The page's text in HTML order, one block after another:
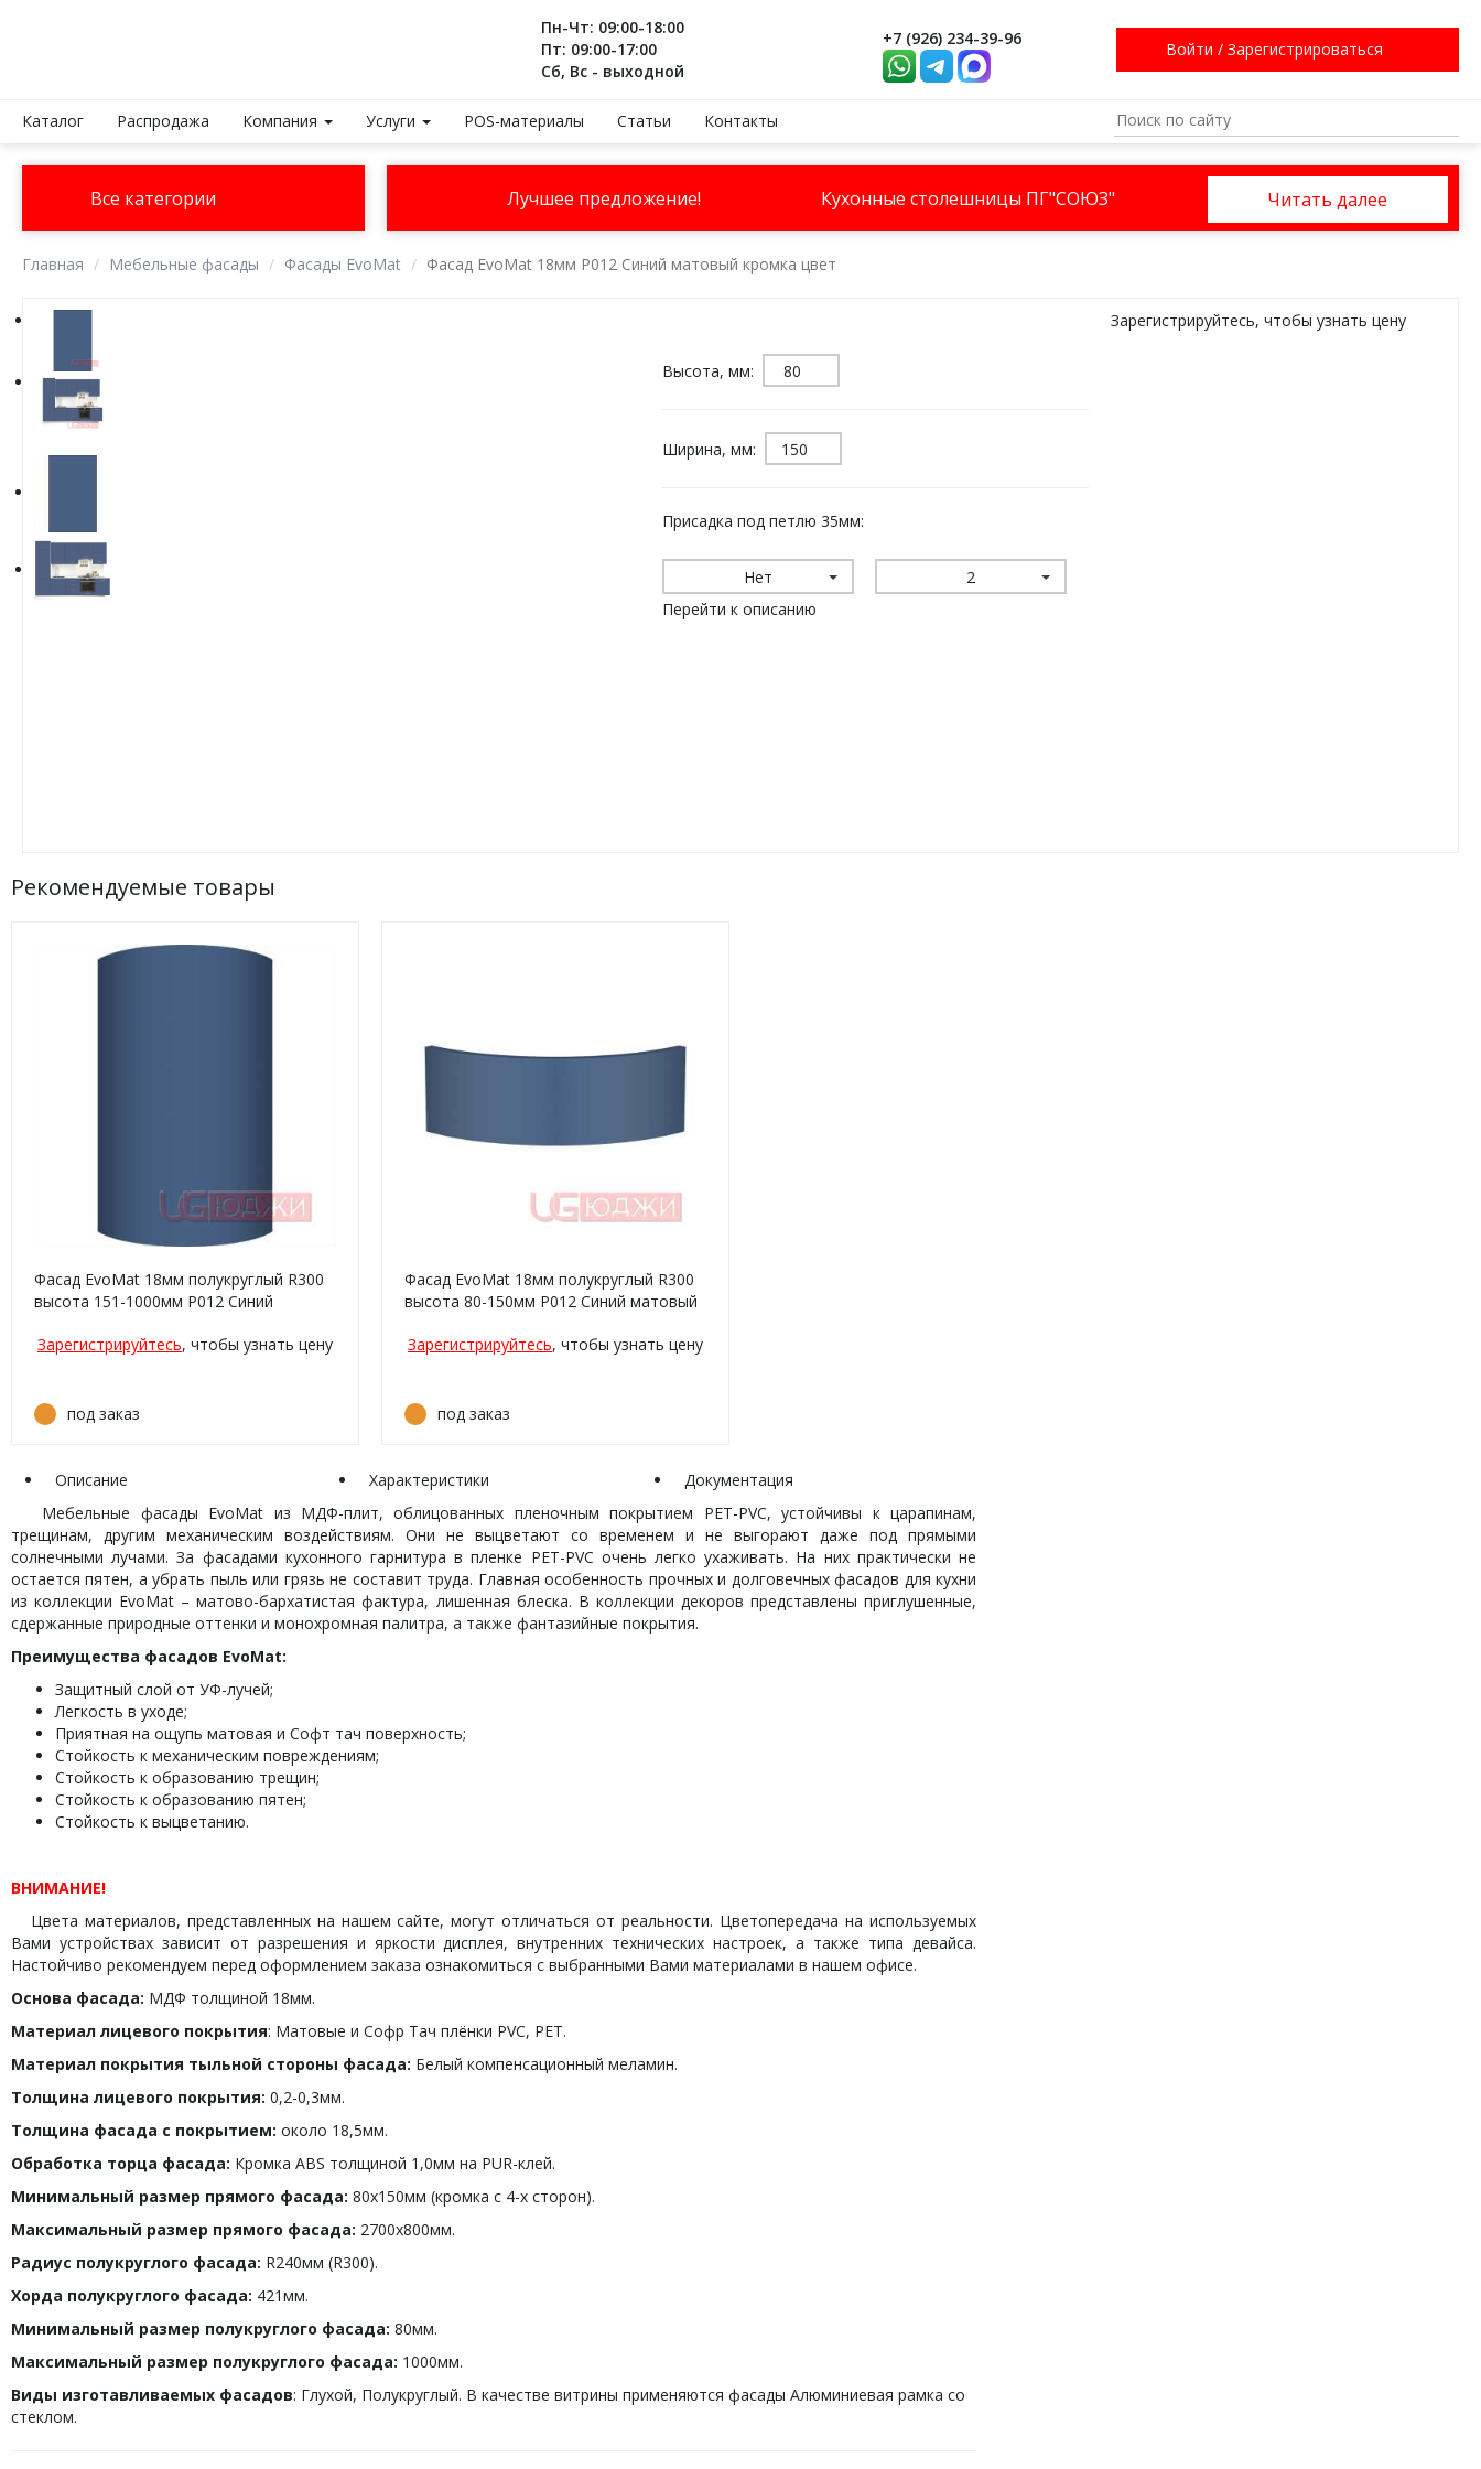
Пн-Чт: 09:00-18:00
Пт: 09:00-17:00
Сб, Вс - выходной
+7 (926) 234-39-96
Войти / Зарегистрироваться
Каталог Распродажа Компания Услуги POS-материалы Статьи Контакты
Все категории Лучшее предложение! Кухонные столешницы ПГ"СОЮЗ" Читать далее
Главная Мебельные фасады Фасады EvoMat Фасад EvoMat 18мм P012 Синий матовый кромка цвет
Высота, мм:
Ширина, мм:
Присадка под петлю 35мм:
Нет
2
Перейти к описанию
Зарегистрируйтесь, чтобы узнать цену
Рекомендуемые товары
Фасад EvoMat 18мм полукруглый R300
высота 151-1000мм P012 Синий
Зарегистрируйтесь, чтобы узнать цену
под заказ
Фасад EvoMat 18мм полукруглый R300
высота 80-150мм P012 Синий матовый
Зарегистрируйтесь, чтобы узнать цену
под заказ
Описание Характеристики
Документация
Мебельные фасады EvoMat из МДФ-плит, облицованных пленочным покрытием PET-PVC, устойчивы к царапинам,
трещинам, другим механическим воздействиям. Они не выцветают со временем и не выгорают даже под прямыми
солнечными лучами. За фасадами кухонного гарнитура в пленке PET-PVC очень легко ухаживать. На них практически не
остается пятен, а убрать пыль или грязь не составит труда. Главная особенность прочных и долговечных фасадов для кухни
из коллекции EvoMat – матово-бархатистая фактура, лишенная блеска. В коллекции декоров представлены приглушенные,
сдержанные природные оттенки и монохромная палитра, а также фантазийные покрытия.
Преимущества фасадов EvoMat:
Защитный слой от УФ-лучей;
Легкость в уходе;
Приятная на ощупь матовая и Софт тач поверхность;
Стойкость к механическим повреждениям;
Стойкость к образованию трещин;
Стойкость к образованию пятен;
Стойкость к выцветанию.
ВНИМАНИЕ!
Цвета материалов, представленных на нашем сайте, могут отличаться от реальности. Цветопередача на используемых
Вами устройствах зависит от разрешения и яркости дисплея, внутренних технических настроек, а также типа девайса.
Настойчиво рекомендуем перед оформлением заказа ознакомиться с выбранными Вами материалами в нашем офисе.
Основа фасада: МДФ толщиной 18мм.
Материал лицевого покрытия: Матовые и Софр Тач плёнки PVC, PET.
Материал покрытия тыльной стороны фасада: Белый компенсационный меламин.
Толщина лицевого покрытия: 0,2-0,3мм.
Толщина фасада с покрытием: около 18,5мм.
Обработка торца фасада: Кромка ABS толщиной 1,0мм на PUR-клей.
Минимальный размер прямого фасада: 80х150мм (кромка с 4-х сторон).
Максимальный размер прямого фасада: 2700х800мм.
Радиус полукруглого фасада: R240мм (R300).
Хорда полукруглого фасада: 421мм.
Минимальный размер полукруглого фасада: 80мм.
Максимальный размер полукруглого фасада: 1000мм.
Виды изготавливаемых фасадов: Глухой, Полукруглый. В качестве витрины применяются фасады Алюминиевая рамка со
стеклом.